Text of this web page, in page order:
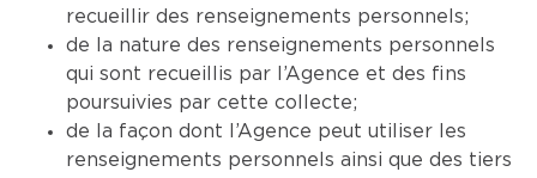
recueillir des renseignements personnels;
de la nature des renseignements personnels
qui sont recueillis par l’Agence et des fins
poursuivies par cette collecte;
de la façon dont l’Agence peut utiliser les
renseignements personnels ainsi que des tiers